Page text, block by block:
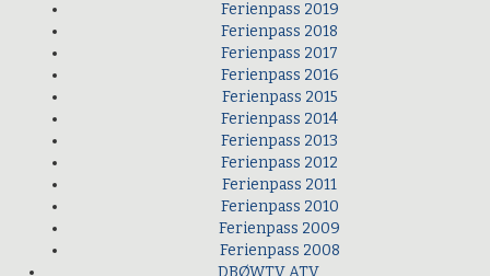
Ferienpass 2019
Ferienpass 2018
Ferienpass 2017
Ferienpass 2016
Ferienpass 2015
Ferienpass 2014
Ferienpass 2013
Ferienpass 2012
Ferienpass 2011
Ferienpass 2010
Ferienpass 2009
Ferienpass 2008